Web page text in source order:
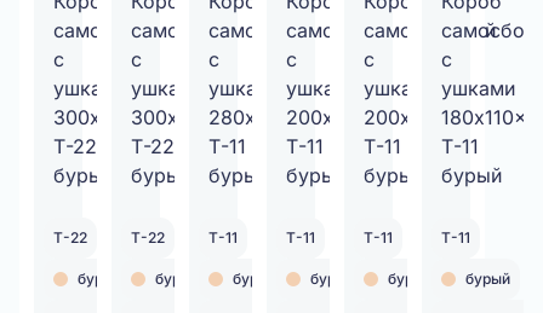
Т-22
бурый
Т-22
бурый
Т-11
бурый
Т-11
бурый
Т-11
бурый
Т-11
бурый